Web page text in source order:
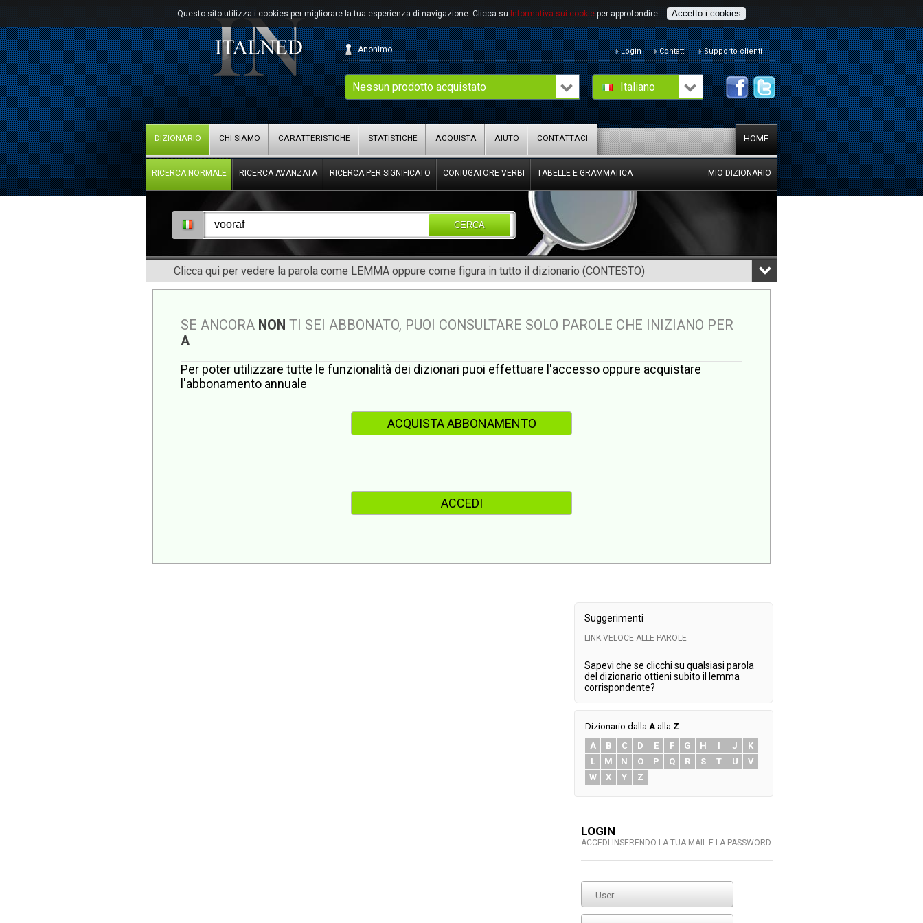
Questo sito utilizza i cookies per migliorare la tua esperienza di navigazione. Clicca su Informativa sui cookie per approfondire Accetto i cookies
Italiano
Nessun prodotto acquistato
Anonimo Login Contatti Supporto clienti
HOME
DIZIONARIO CHI SIAMO CARATTERISTICHE STATISTICHE ACQUISTA AIUTO CONTATTACI
RICERCA NORMALE RICERCA AVANZATA RICERCA PER SIGNIFICATO CONIUGATORE VERBI TABELLE E GRAMMATICA MIO DIZIONARIO
CERCA
Clicca qui per vedere la parola come LEMMA oppure come figura in tutto il dizionario (CONTESTO)
SE ANCORA NON TI SEI ABBONATO, PUOI CONSULTARE SOLO PAROLE CHE INIZIANO PER
A
Per poter utilizzare tutte le funzionalità dei dizionari puoi effettuare l'accesso oppure acquistare
l'abbonamento annuale
ACQUISTA ABBONAMENTO
ACCEDI
Suggerimenti
LINK VELOCE ALLE PAROLE
Sapevi che se clicchi su qualsiasi parola
del dizionario ottieni subito il lemma
corrispondente?
Dizionario dalla A alla Z
A
B C D E F G H I J
K
L
M N O P Q R S T U
V
W
X Y Z
LOGIN
ACCEDI INSERENDO LA TUA MAIL E LA PASSWORD